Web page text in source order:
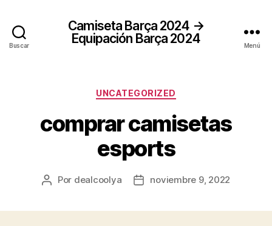
Buscar
Camiseta Barça 2024 →
Equipación Barça 2024
Menú
Categorías
UNCATEGORIZED
comprar camisetas
esports
Autor
Por dealcoolya
Fechanoviembre 9, 2022